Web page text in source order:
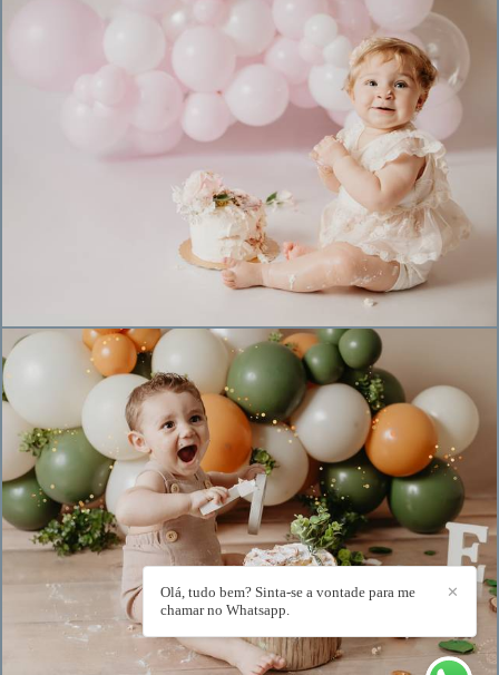
526
557 0
✕
Olá, tudo bem? Sinta-se a vontade para me
chamar no Whatsapp.